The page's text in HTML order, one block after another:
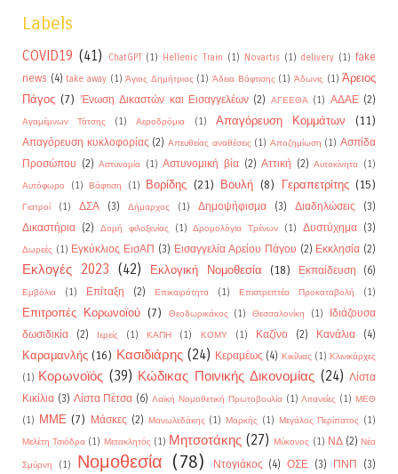
Labels
COVID19 (41) ChatGPT (1) Hellenic Train (1) Novartis (1) delivery (1) fake
news (4) take away (1) Άγιος Δημήτριος (1) Άδεια Βάφτισης (1) Άδωνις (1) Άρειος
Πάγος (7) Ένωση Δικαστών και Εισαγγελέων (2) ΑΓΕΕΘΑ (1) ΑΔΑΕ (2)
Αγαμέμνων Τάτσης (1) Αεροδρόμια (1) Απαγόρευση Κομμάτων (11)
Απαγόρευση κυκλοφορίας (2) Απευθείας αναθέσεις (1) Αποζημίωση (1) Ασπίδα
Προσώπου (2) Αστυνομία (1) Αστυνομική βία (2) Αττική (2) Αυτοκίνητα (1)
Αυτόφωρο
(1) Βάφτιση (1) Βορίδης (21) Βουλή (8) Γεραπετρίτης (15)
Γιατροί (1) ΔΣΑ (3) Δήμαρχος (1) Δημοψήφισμα (3) Διαδηλώσεις
(3)
Δικαστήρια (2) Δομή φιλοξενίας (1) Δρομολόγια Τρένων (1) Δυστύχημα (3)
Δωρεές (1) Εγκύκλιος ΕισΑΠ (3) Εισαγγελία Αρείου Πάγου (2) Εκκλησία (2)
Εκλογές 2023 (42) Εκλογική Νομοθεσία (18) Εκπαίδευση (6)
Εμβόλια (1) Επίταξη (2) Επικαιρότητα (1) Επιστρεπτέα Προκαταβολή (1)
Επιτροπές Κορωνοϊού (7) Θεοδωρικάκος (1) Θεσσαλονίκη (1)
Ιδιάζουσα
δωσιδικία
(2) Ιερείς (1) ΚΑΠΗ (1) ΚΟΜΥ (1) Καζίνο (2) Κανάλια (4)
Καραμανλής (16) Κασιδιάρης (24) Κεραμέως (4) Κικίλιας (1) Κλινικάρχες
(1) Κορωνοϊός (39) Κώδικας Ποινικής Δικονομίας (24) Λίστα
Κικίλια (3) Λίστα Πέτσα (6) Λαϊκή Νομοθετική Πρωτοβουλία (1) Λιτανείες (1) ΜΕΘ
(1) ΜΜΕ (7) Μάσκες (2) Μανωλεδάκης (1) Μαρκής (1) Μεγάλος Περίπατος (1)
Μελέτη Τσιόδρα (1) Μετακλητός (1) Μητσοτάκης (27) Μύκονος (1) ΝΔ (2) Νέα
Σμύρνη (1) Νομοθεσία (78) Ντογιάκος (4) ΟΣΕ (3) ΠΝΠ (3)